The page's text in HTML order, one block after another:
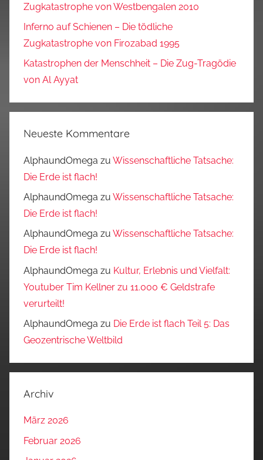
Zugkatastrophe von Westbengalen 2010
Inferno auf Schienen – Die tödliche
Zugkatastrophe von Firozabad 1995
Katastrophen der Menschheit – Die Zug-Tragödie
von Al Ayyat
Neueste Kommentare
AlphaundOmega zu Wissenschaftliche Tatsache:
Die Erde ist flach!
AlphaundOmega zu Wissenschaftliche Tatsache:
Die Erde ist flach!
AlphaundOmega zu Wissenschaftliche Tatsache:
Die Erde ist flach!
AlphaundOmega zu Kultur, Erlebnis und Vielfalt:
Youtuber Tim Kellner zu 11.000 € Geldstrafe
verurteilt!
AlphaundOmega zu Die Erde ist flach Teil 5: Das
Geozentrische Weltbild
Archiv
März 2026
Februar 2026